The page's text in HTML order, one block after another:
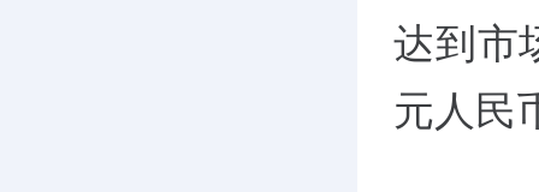
达到市
元人民